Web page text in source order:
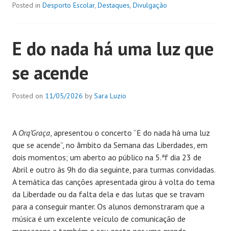
Posted in Desporto Escolar, Destaques, Divulgação
E do nada há uma luz que
se acende
Posted on 11/05/2026 bySara Luzio
A Orq’Graça, apresentou o concerto “E do nada há uma luz
que se acende”, no âmbito da Semana das Liberdades, em
dois momentos; um aberto ao público na 5.ªf dia 23 de
Abril e outro às 9h do dia seguinte, para turmas convidadas.
A temática das canções apresentada girou à volta do tema
da Liberdade ou da falta dela e das lutas que se travam
para a conseguir manter. Os alunos demonstraram que a
música é um excelente veículo de comunicação de